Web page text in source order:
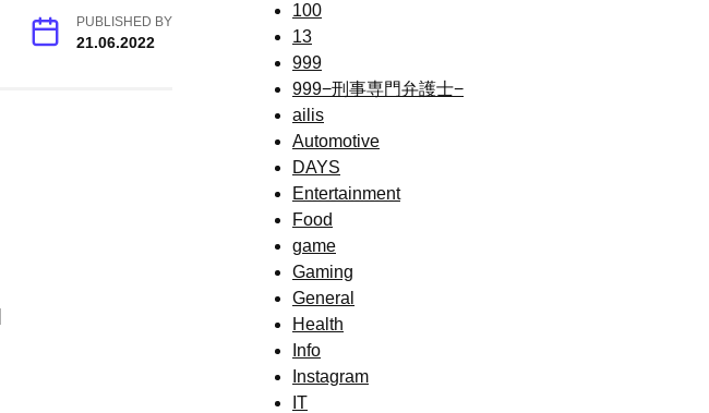
PUBLISHED BY
21.06.2022
100
13
999
999−刑事専門弁護士−
ailis
Automotive
DAYS
Entertainment
Food
game
Gaming
General
Health
Info
Instagram
IT